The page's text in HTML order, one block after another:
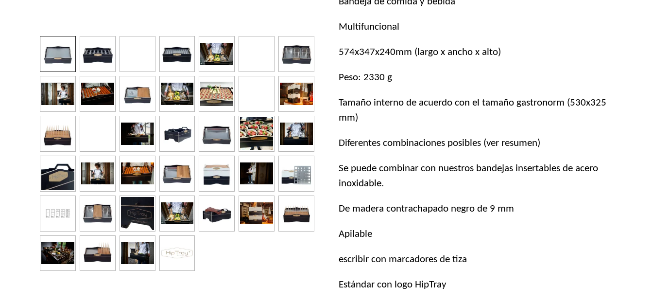
Multifuncional
574x347x240mm (largo x ancho x alto)
Peso: 2330 g
Tamaño interno de acuerdo con el tamaño gastronorm (530x325
mm)
Diferentes combinaciones posibles (ver resumen)
Se puede combinar con nuestros bandejas insertables de acero
inoxidable.
De madera contrachapado negro de 9 mm
Apilable
escribir con marcadores de tiza
Estándar con logo HipTray